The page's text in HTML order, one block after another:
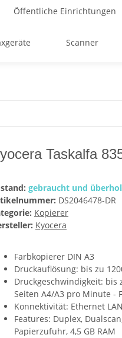
Öffentliche Einrichtungen
Scanner
Taskalfa
gebraucht und
DS2046478-DR
Kopierer
Kyocera
Farbkopierer DIN A3
Druckauflösung: bis zu
Druckgeschwindigkeit: bis
Seiten A4/A3 pro Minute -
Konnektivität: Ethernet
Features: Duplex,
Papierzufuhr, 4,5 GB RAM